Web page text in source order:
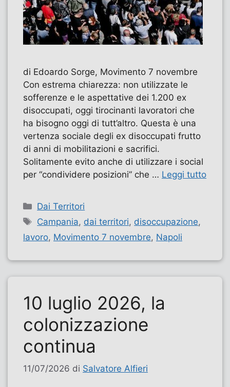
di Edoardo Sorge, Movimento 7 novembre
Con estrema chiarezza: non utilizzate le
sofferenze e le aspettative dei 1.200 ex
disoccupati, oggi tirocinanti lavoratori che
ha bisogno oggi di tutt’altro. Questa è una
vertenza sociale degli ex disoccupati frutto
di anni di mobilitazioni e sacrifici.
Solitamente evito anche di utilizzare i social
per “condividere posizioni” che … Leggi tutto
Categorie
Dai Territori
Tag
Campania, dai territori, disoccupazione,
lavoro, Movimento 7 novembre, Napoli
10 luglio 2026, la
colonizzazione
continua
11/07/2026 di Salvatore Alfieri